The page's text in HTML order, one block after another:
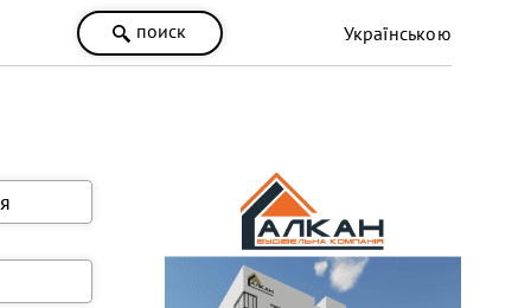
поиск Українською